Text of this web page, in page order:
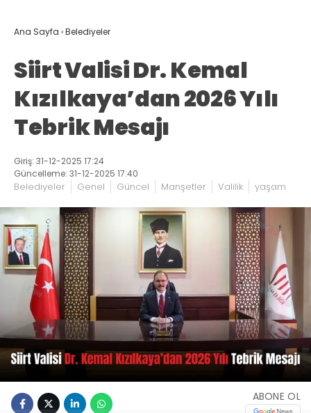
Ana Sayfa ›Belediyeler
Siirt Valisi Dr. Kemal
Kızılkaya’dan 2026 Yılı
Tebrik Mesajı
Giriş: 31-12-2025 17:24
Güncelleme: 31-12-2025 17:40
Belediyeler Genel Güncel Manşetler Valilik yaşam
ABONE OL